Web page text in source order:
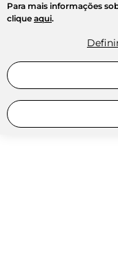
Para mais informações
clique aqui.